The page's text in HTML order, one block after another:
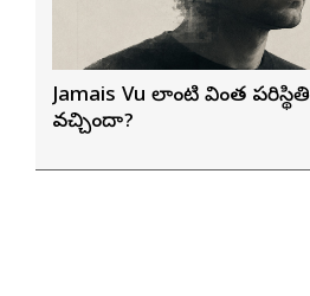
Jamais Vu లాంటి వింత
వచ్చిందా?